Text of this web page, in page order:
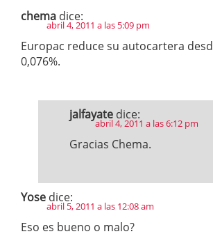
chema dice:
abril 4, 2011 a las 5:09 pm
Europac reduce su autocartera
0,076%.
jalfayate dice:
abril 4, 2011 a las 6:12 pm
Gracias Chema.
Yose dice:
abril 5, 2011 a las 12:08 am
Eso es bueno o malo?